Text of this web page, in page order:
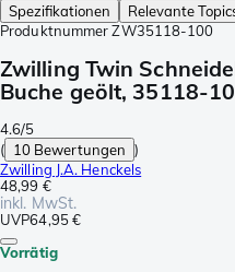
Spezifikationen
Relevante
Produktnummer ZW35118-100
Zwilling Twin
Buche geölt, 35118-
4.6/5
( 10 Bewertungen )
Zwilling J.A. Henckels
48,99 €
inkl. MwSt.
UVP64,95 €
Vorrätig